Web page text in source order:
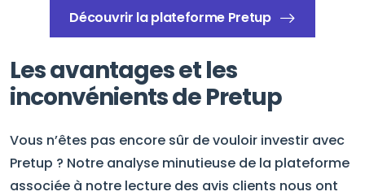
Découvrir la plateforme Pretup
Les avantages et les
inconvénients de Pretup
Vous n’êtes pas encore sûr de vouloir investir avec
Pretup ? Notre analyse minutieuse de la plateforme
associée à notre lecture des avis clients nous ont